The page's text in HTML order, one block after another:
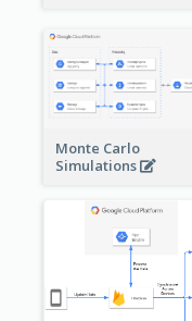
Monte Carlo
Simulations